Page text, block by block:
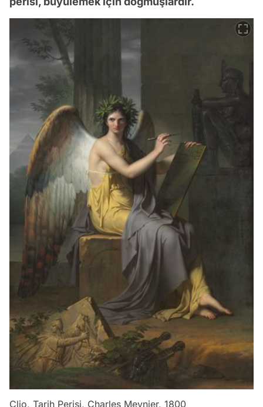
Clio, Tarih Perisi, Charles Meynier, 1800